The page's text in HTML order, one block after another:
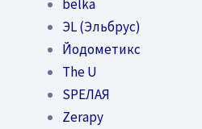
belka
ЭL (Эльбрус)
Йодометикс
The U
SPEЛАЯ
Zerapy